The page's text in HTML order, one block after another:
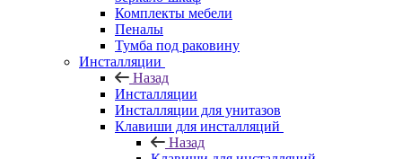
Комплекты мебели
Пеналы
Тумба под раковину
Инсталляции
Назад
Инсталляции
Инсталляции для унитазов
Клавиши для инсталляций
Назад